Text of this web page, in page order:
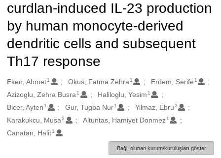
curdlan-induced IL-23 production
by human monocyte-derived
dendritic cells and subsequent
Th17 response
Oluşturanlar
Eken, Ahmet1 Okus, Fatma Zehra 1 Erdem, Serife 1
Azizoglu, Zehra Busra 1 Haliloglu, Yesim 1
Bicer, Ayten 1 Gur, Tugba Nur 1 Yilmaz, Ebru2
Karakukcu, Musa 2 Altuntas, Hamiyet Donmez 1
Canatan, Halit1
Bağlı olunan kurum/kuruluşları göster